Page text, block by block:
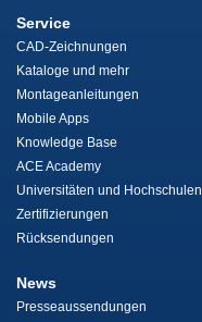
Service
CAD-Zeichnungen
Kataloge und mehr
Montageanleitungen
Mobile Apps
Knowledge Base
ACE Academy
Universitäten und Hochschulen
Zertifizierungen
Rücksendungen
News
Presseaussendungen